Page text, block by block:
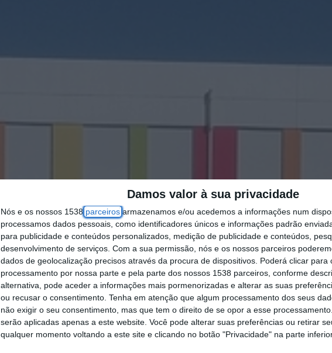
Damos valor à sua privacidade
Nós e os nossos 1538parceirosarmazenamos e/ou acedemos a informações num
processamos dados pessoais, como identificadores únicos e informações padrão
para publicidade e conteúdos personalizados, medição de publicidade e conteúdos,
desenvolvimento de serviços. Com a sua permissão, nós e os nossos parceiros
dados de geolocalização precisos através da procura de dispositivos. Poderá clicar para
processamento por nossa parte e pela parte dos nossos 1538 parceiros, conforme
alternativa, pode aceder a informações mais pormenorizadas e alterar as suas
ou recusar o consentimento. Tenha em atenção que algum processamento dos seus
não exigir o seu consentimento, mas que tem o direito de se opor a esse
serão aplicadas apenas a este website. Você pode alterar suas preferências ou retirar
qualquer momento voltando a este site e clicando no botão "Privacidade" na parte